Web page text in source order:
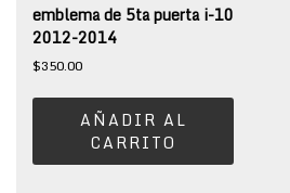
emblema de 5ta puerta i-10
2012-2014
$350.00
AÑADIR AL
CARRITO